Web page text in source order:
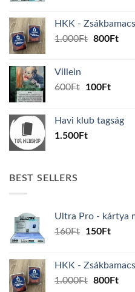
160Ft.
HKK -
1.000Ft Original
800Ft
Villein
600Ft
Original
600Ft.
100Ft
100Ft.
Havi klub tagság
1.500Ft
BEST SELLERS
Ultra Pro - kártya
160Ft
Original
160Ft.
150Ft
HKK -
1.000Ft Original
800Ft